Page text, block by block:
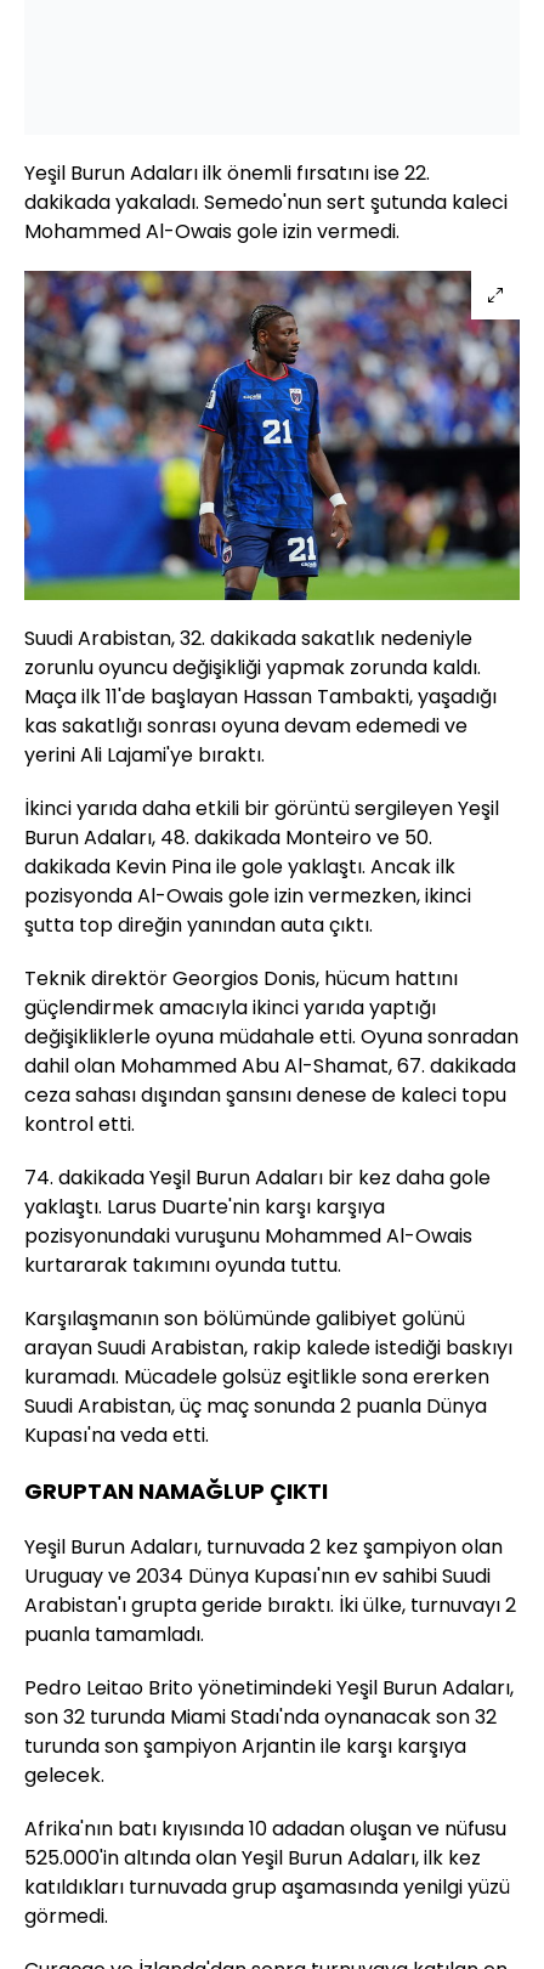
Yeşil Burun Adaları ilk önemli fırsatını ise 22.
dakikada yakaladı. Semedo'nun sert şutunda kaleci
Mohammed Al-Owais gole izin vermedi.
Suudi Arabistan, 32. dakikada sakatlık nedeniyle
zorunlu oyuncu değişikliği yapmak zorunda kaldı.
Maça ilk 11'de başlayan Hassan Tambakti, yaşadığı
kas sakatlığı sonrası oyuna devam edemedi ve
yerini Ali Lajami'ye bıraktı.
İkinci yarıda daha etkili bir görüntü sergileyen Yeşil
Burun Adaları, 48. dakikada Monteiro ve 50.
dakikada Kevin Pina ile gole yaklaştı. Ancak ilk
pozisyonda Al-Owais gole izin vermezken, ikinci
şutta top direğin yanından auta çıktı.
Teknik direktör Georgios Donis, hücum hattını
güçlendirmek amacıyla ikinci yarıda yaptığı
değişikliklerle oyuna müdahale etti. Oyuna sonradan
dahil olan Mohammed Abu Al-Shamat, 67. dakikada
ceza sahası dışından şansını denese de kaleci topu
kontrol etti.
74. dakikada Yeşil Burun Adaları bir kez daha gole
yaklaştı. Larus Duarte'nin karşı karşıya
pozisyonundaki vuruşunu Mohammed Al-Owais
kurtararak takımını oyunda tuttu.
Karşılaşmanın son bölümünde galibiyet golünü
arayan Suudi Arabistan, rakip kalede istediği baskıyı
kuramadı. Mücadele golsüz eşitlikle sona ererken
Suudi Arabistan, üç maç sonunda 2 puanla Dünya
Kupası'na veda etti.
GRUPTAN NAMAĞLUP ÇIKTI
Yeşil Burun Adaları, turnuvada 2 kez şampiyon olan
Uruguay ve 2034 Dünya Kupası'nın ev sahibi Suudi
Arabistan'ı grupta geride bıraktı. İki ülke, turnuvayı 2
puanla tamamladı.
Pedro Leitao Brito yönetimindeki Yeşil Burun Adaları,
son 32 turunda Miami Stadı'nda oynanacak son 32
turunda son şampiyon Arjantin ile karşı karşıya
gelecek.
Afrika'nın batı kıyısında 10 adadan oluşan ve nüfusu
525.000'in altında olan Yeşil Burun Adaları, ilk kez
katıldıkları turnuvada grup aşamasında yenilgi yüzü
görmedi.